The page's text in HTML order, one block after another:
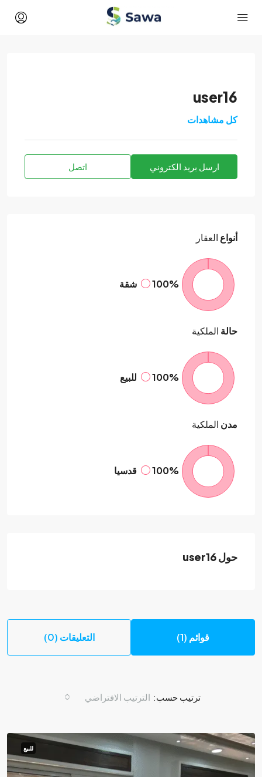
user16
كل مشاهدات
ارسل بريد الكتروني اتصل
أنواع العقار
100% شقة
حالة الملكية
100% للبيع
مدن الملكية
100% قدسيا
حول user16
قوائم (1) التعليقات (0)
ترتيب حسب: الترتيب الافتراضي
للبيع